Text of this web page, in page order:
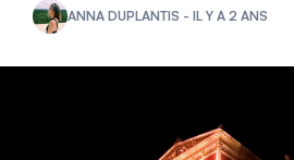
ANNA DUPLANTIS - IL Y A 2 ANS